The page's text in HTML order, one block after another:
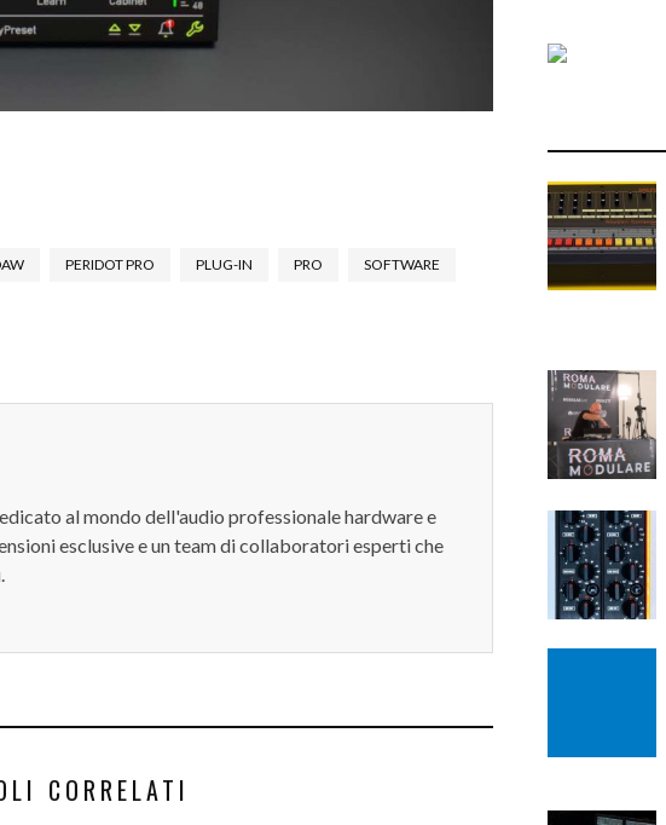
PERIDOT PRO PLUG-IN PRO SOFTWARE
al mondo dell'audio professionale hardware e
esclusive e un team di collaboratori esperti che
CORRELATI